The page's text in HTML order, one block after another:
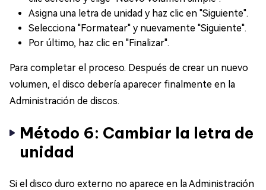
Asigna una letra de unidad y haz clic en "Siguiente".
Selecciona "Formatear" y nuevamente "Siguiente".
Por último, haz clic en "Finalizar".
Para completar el proceso. Después de crear un nuevo
volumen, el disco debería aparecer finalmente en la
Administración de discos.
Método 6: Cambiar la letra de
unidad
Si el disco duro externo no aparece en la Administración